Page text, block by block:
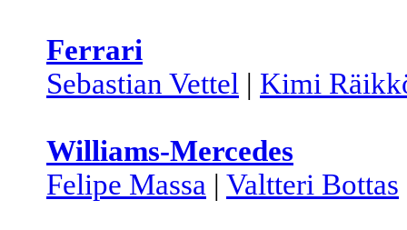
Ferrari
Sebastian Vettel | Kimi
Williams-Mercedes
Felipe Massa | Valtteri Bottas